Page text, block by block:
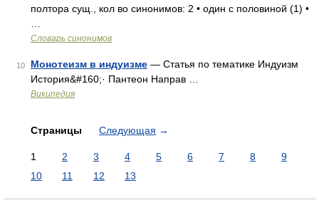
полтора сущ., кол во синонимов: 2 • один с половиной (1) •
Словарь синонимов
10 Монотеизм в индуизме — Статья по тематике Индуизм
История&#160;· Пантеон Направ …
Википедия
Страницы Следующая →
1 2 3 4 5 6 7 8
9
10
11 12 13